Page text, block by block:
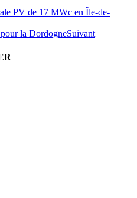
PV de 17 MWc en Île-de-
la DordogneSuivant